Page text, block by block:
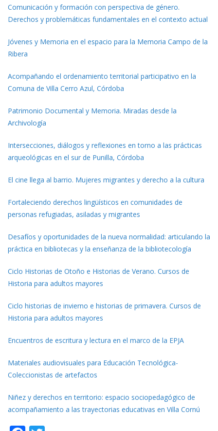
Comunicación y formación con perspectiva de género.
Derechos y problemáticas fundamentales en el contexto actual
Jóvenes y Memoria en el espacio para la Memoria Campo de la
Ribera
Acompañando el ordenamiento territorial participativo en la
Comuna de Villa Cerro Azul, Córdoba
Patrimonio Documental y Memoria. Miradas desde la
Archivología
Intersecciones, diálogos y reflexiones en torno a las prácticas
arqueológicas en el sur de Punilla, Córdoba
El cine llega al barrio. Mujeres migrantes y derecho a la cultura
Fortaleciendo derechos lingüísticos en comunidades de
personas refugiadas, asiladas y migrantes
Desafíos y oportunidades de la nueva normalidad: articulando la
práctica en bibliotecas y la enseñanza de la bibliotecología
Ciclo Historias de Otoño e Historias de Verano. Cursos de
Historia para adultos mayores
Ciclo historias de invierno e historias de primavera. Cursos de
Historia para adultos mayores
Encuentros de escritura y lectura en el marco de la EPJA
Materiales audiovisuales para Educación Tecnológica-
Coleccionistas de artefactos
Niñez y derechos en territorio: espacio sociopedagógico de
acompañamiento a las trayectorias educativas en Villa Cornú